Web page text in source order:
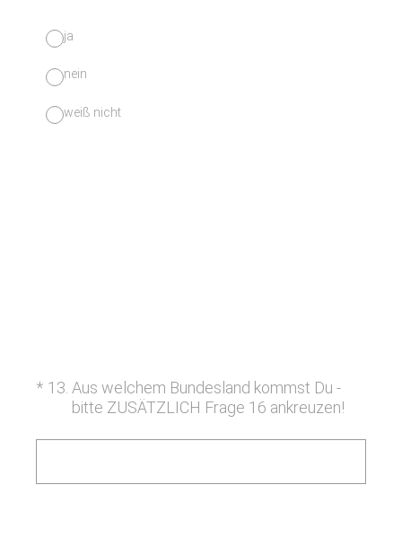
ja
nein
weiß nicht
* 13 Aus welchem Bundesland kommst Du -
bitte ZUSÄTZLICH Frage 16 ankreuzen!
(Erforderlich.)